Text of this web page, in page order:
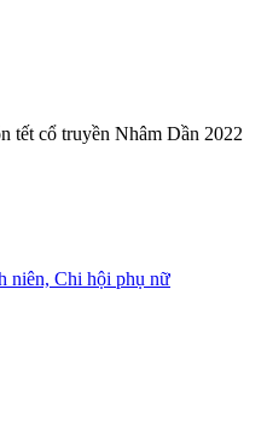
tết cổ truyền Nhâm Dần 2022
niên, Chi hội phụ nữ